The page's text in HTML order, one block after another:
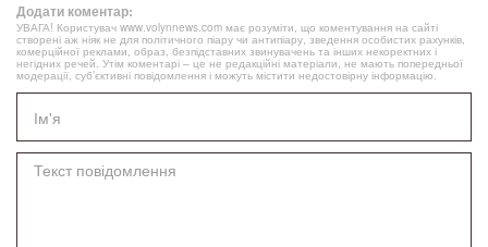
Додати коментар:
УВАГА! Користувач www.volynnews.com має розуміти, що коментування на сайті
створені аж ніяк не для політичного піару чи антипіару, зведення особистих рахунків,
комерційної реклами, образ, безпідставних звинувачень та інших некоректних і
негідних речей. Утім коментарі – це не редакційні матеріали, не мають попередньої
модерації, суб’єктивні повідомлення і можуть містити недостовірну інформацію.